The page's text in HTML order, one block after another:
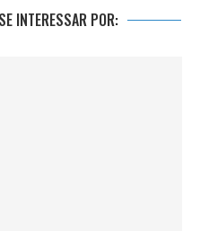
INTERESSAR POR: